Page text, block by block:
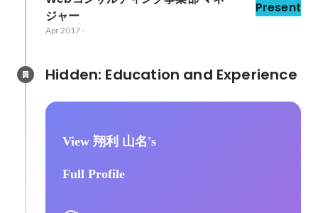
ジャー
Present
Apr 2017-
View 翔利 山名's
Full Profile